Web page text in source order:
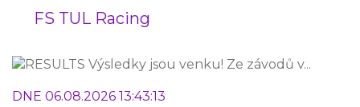
FS TUL Racing
DNE 06.08.2026 13:43:13